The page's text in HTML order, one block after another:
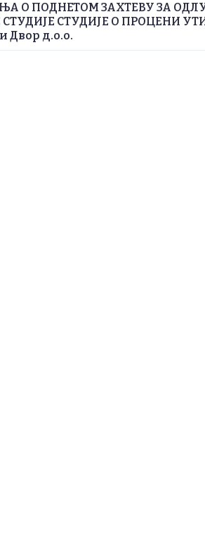
О ПОДНЕТОМ ЗАХТЕВУ ЗА
СТУДИЈЕ О ПРОЦЕНИ
Двор д.о.о.